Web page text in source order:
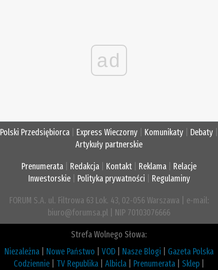
ad
Polski Przedsiębiorca Express Wieczorny Komunikaty Debaty
Artykuły partnerskie
Prenumerata Redakcja Kontakt Reklama
Relacje
Inwestorskie| Polityka prywatności Regulaminy
FORUM S.A. ul. Filtrowa 63 Lok. 43, 02-056 Warszawa | e-mail:
biuro@forumsa.pl | NIP 70103076666
Strefa Wolnego Słowa:
Niezależna
Nowe Państwo VOD Nasze Blogi
Gazeta Polska
Codziennie
TV Republika Albicla Prenumerata Sklep